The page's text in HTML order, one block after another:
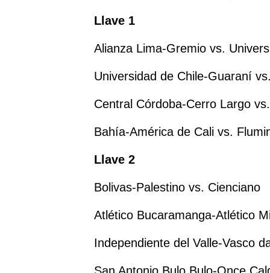
Llave 1
Alianza Lima-Gremio vs.
Universidad de Chile-Guaraní
Central Córdoba-Cerro Largo
Bahía-América de Cali vs.
Llave 2
Bolivas-Palestino vs. Cienciano
Atlético Bucaramanga-Atlético
Independiente del Valle-Vasco